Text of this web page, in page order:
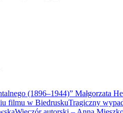
Tragiczny